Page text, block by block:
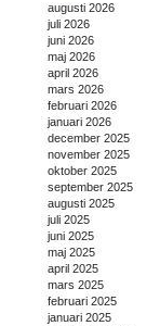
augusti 2026
juli 2026
juni 2026
maj 2026
april 2026
mars 2026
februari 2026
januari 2026
december 2025
november 2025
oktober 2025
september 2025
augusti 2025
juli 2025
juni 2025
maj 2025
april 2025
mars 2025
februari 2025
januari 2025